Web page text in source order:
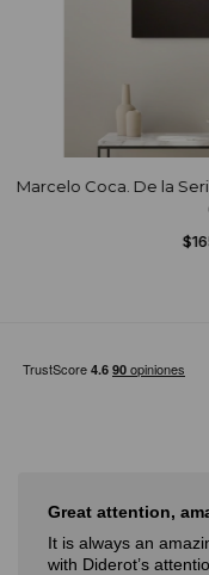
Marcelo Coca. De la
experience!
We are truly
only for providing advice